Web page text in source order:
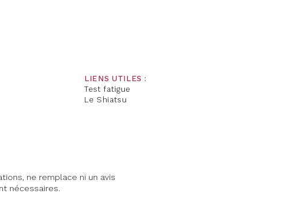
LIENS UTILES :
Test fatigue
Le Shiatsu
ne remplace ni un avis
nécessaires.